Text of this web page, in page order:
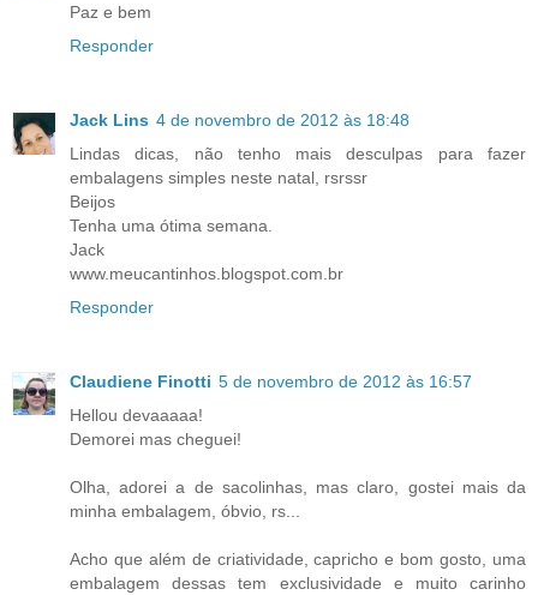
Paz e bem
Responder
Jack Lins 4 de novembro de 2012 às 18:48
Lindas dicas, não tenho mais desculpas para fazer
embalagens simples neste natal, rsrssr
Beijos
Tenha uma ótima semana.
Jack
www.meucantinhos.blogspot.com.br
Responder
Claudiene Finotti 5 de novembro de 2012 às 16:57
Hellou devaaaaa!
Demorei mas cheguei!
Olha, adorei a de sacolinhas, mas claro, gostei mais da
minha embalagem, óbvio, rs...
Acho que além de criatividade, capricho e bom gosto, uma
embalagem dessas tem exclusividade e muito carinho